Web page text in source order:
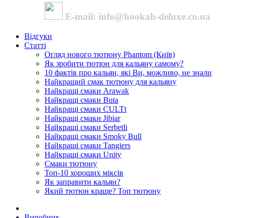
E-mail: info@hookah-deluxe.co.ua
Відгуки
Статті
Огляд нового тютюну Phantom (Київ)
Як зробити тютюн для кальяну самому?
10 фактів про кальян, які Ви, можливо, не знали
Найкращий смак тютюну для кальяну
Найкращі смаки Arawak
Найкращі смаки Buta
Найкращі смаки CULTt
Найкращі смаки Jibiar
Найкращі смаки Serbetli
Найкращі смаки Smoky Bull
Найкращі смаки Tangiers
Найкращі смаки Unity
Смаки тютюну
Топ-10 хороших міксів
Як заправити кальян?
Який тютюн краще? Топ тютюну